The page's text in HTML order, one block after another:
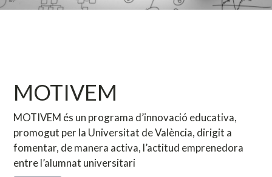
MOTIVEM
MOTIVEM és un programa d’innovació educativa,
promogut per la Universitat de València, dirigit a
fomentar, de manera activa, l’actitud emprenedora
entre l’alumnat universitari